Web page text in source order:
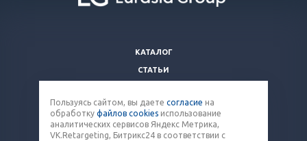
КАТАЛОГ
СТАТЬИ
КОМПАНИЯ
КОНТАКТЫ
Пользуясь сайтом, вы даете согласие на
обработку файлов cookies использование
аналитических сервисов Яндекс Метрика,
VK.Retargeting, Битрикс24 в соответствии с